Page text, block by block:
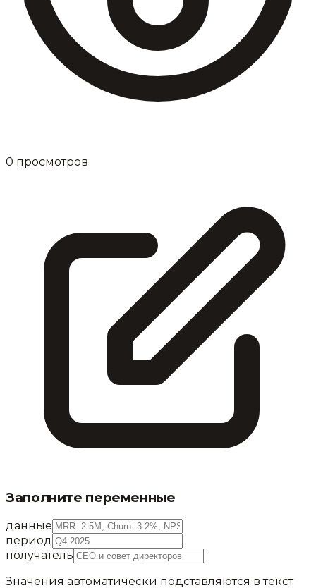
0 просмотров
Заполните переменные
данные
период
получатель
Значения автоматически подставляются в текст